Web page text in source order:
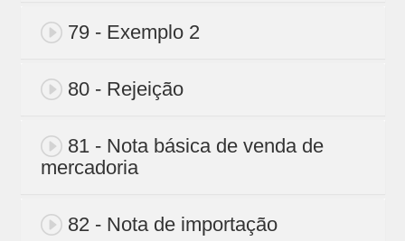
79 - Exemplo 2
80 - Rejeição
81 - Nota básica de venda de
mercadoria
82 - Nota de importação